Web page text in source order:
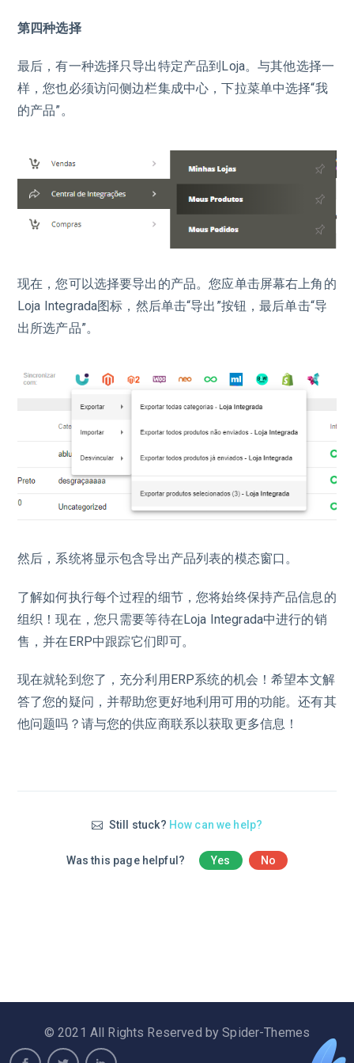
第四种选择
最后，有一种选择只导出特定产品到Loja。与其他选择一
样，您也必须访问侧边栏集成中心，下拉菜单中选择“我
的产品”。
现在，您可以选择要导出的产品。您应单击屏幕右上角的
Loja Integrada图标，然后单击“导出”按钮，最后单击“导
出所选产品”。
然后，系统将显示包含导出产品列表的模态窗口。
了解如何执行每个过程的细节，您将始终保持产品信息的
组织！现在，您只需要等待在Loja Integrada中进行的销
售，并在ERP中跟踪它们即可。
现在就轮到您了，充分利用ERP系统的机会！希望本文解
答了您的疑问，并帮助您更好地利用可用的功能。还有其
他问题吗？请与您的供应商联系以获取更多信息！
Still stuck? How can we help?
Was this page helpful? Yes No
© 2021 All Rights Reserved by Spider-Themes